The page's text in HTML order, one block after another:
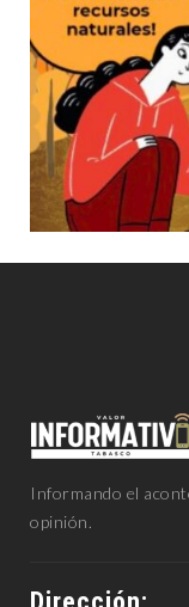
Informando el
opinión.